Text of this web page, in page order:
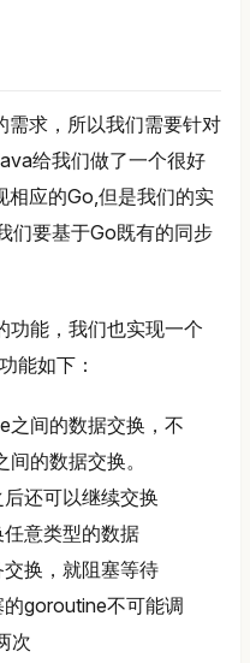
需求，所以我们需要针对
给我们做了一个很好
相应的Go,但是我们的实
们要基于Go既有的同步
功能，我们也实现一个
能如下：
之间的数据交换，不
的数据交换。
还可以继续交换
意类型的数据
换，就阻塞等待
goroutine不可能调
次